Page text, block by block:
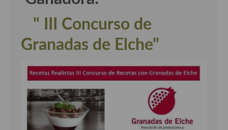
" III Concurso de
Granadas de Elche"